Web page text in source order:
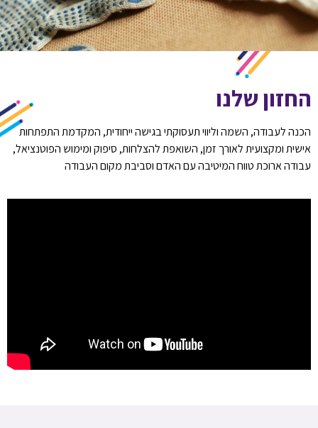
החזון שלנו
הכנה לעבודה, השמה וליווי תעסוקתי בגישה ייחודית, המקדמת התפתחות
אישית ומקצועית לאורך זמן, השואפת להצלחות, סיפוק ומימוש הפוטנציאל,
עבודה ארוכת טווח המיטיבה עם האדם וסביבת מקום העבודה